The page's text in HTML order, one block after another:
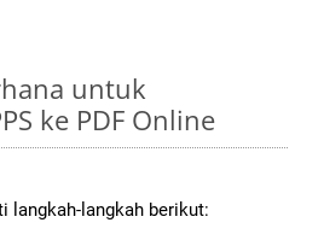
untuk
ke PDF Online
langkah-langkah berikut: